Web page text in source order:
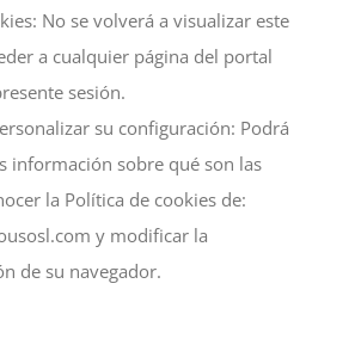
No se volverá a visualizar este
a cualquier página del portal
sesión.
su configuración: Podrá
información sobre qué son las
la Política de cookies de:
y modificar la
de su navegador.